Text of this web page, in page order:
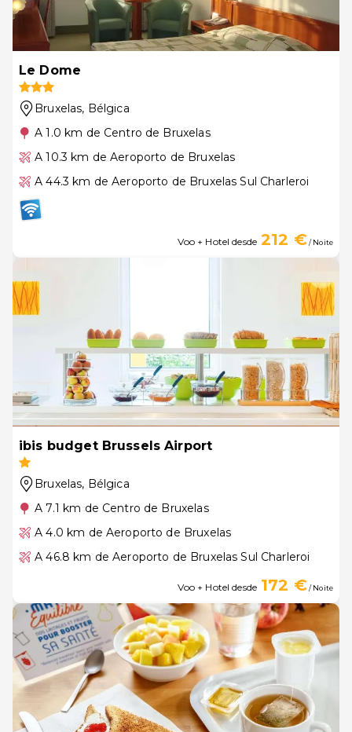
Le Dome
Bruxelas, Bélgica
A 1.0 km de Centro de Bruxelas
A 10.3 km de Aeroporto de Bruxelas
A 44.3 km de Aeroporto de Bruxelas Sul Charleroi
Voo + Hotel desde 212 €/ Noite
ibis budget Brussels Airport
Bruxelas, Bélgica
A 7.1 km de Centro de Bruxelas
A 4.0 km de Aeroporto de Bruxelas
A 46.8 km de Aeroporto de Bruxelas Sul Charleroi
Voo + Hotel desde 172 €/ Noite